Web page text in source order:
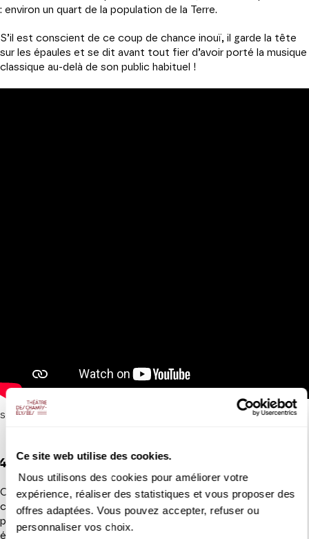
Ce site web utilise des cookies.
Nous utilisons des cookies pour améliorer votre
expérience, réaliser des statistiques et vous proposer des
offres adaptées. Vous pouvez accepter, refuser ou
personnaliser vos choix.
: environ un quart de la population de la Terre.
S’il est conscient de ce coup de chance inouï, il garde la tête
sur les épaules et se dit avant tout fier d’avoir porté la musique
classique au-delà de son public habituel !
Sheku Kanneh-Mason au mariage du prince Harry et Meghan Markle
4. Rostropovitch avec une pincée de Bob Marley
Car, au-delà du son profond et soyeux de son Amati de 1610,
c’est finalement ses incursions dans la musique pop qui font le
plus parler de cet interprète millenial qui voue une admiration
égale à Jacqueline du Pré, Mstislav Rostropovitch et… Bob